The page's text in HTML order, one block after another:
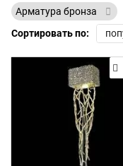
Арматура бронза
Сортировать по: